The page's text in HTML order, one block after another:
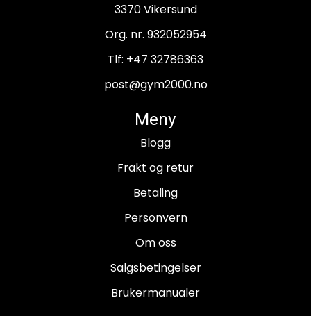
3370 Vikersund
Org. nr. 932052954
Tlf: +47 32786363
post@gym2000.no
Meny
Blogg
Frakt og retur
Betaling
Personvern
Om oss
Salgsbetingelser
Brukermanualer